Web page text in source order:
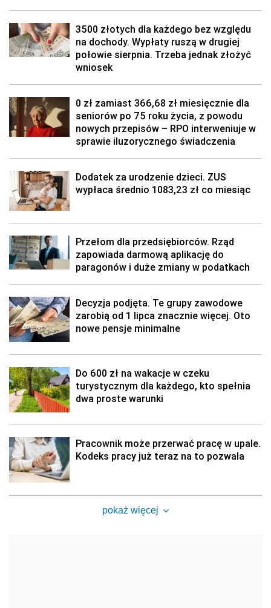
3500 złotych dla każdego bez względu
na dochody. Wypłaty ruszą w drugiej
połowie sierpnia. Trzeba jednak złożyć
wniosek
0 zł zamiast 366,68 zł miesięcznie dla
seniorów po 75 roku życia, z powodu
nowych przepisów – RPO interweniuje w
sprawie iluzorycznego świadczenia
Dodatek za urodzenie dzieci. ZUS
wypłaca średnio 1083,23 zł co miesiąc
Przełom dla przedsiębiorców. Rząd
zapowiada darmową aplikację do
paragonów i duże zmiany w podatkach
Decyzja podjęta. Te grupy zawodowe
zarobią od 1 lipca znacznie więcej. Oto
nowe pensje minimalne
Do 600 zł na wakacje w czeku
turystycznym dla każdego, kto spełnia
dwa proste warunki
Pracownik może przerwać pracę w upale.
Kodeks pracy już teraz na to pozwala
pokaż więcej